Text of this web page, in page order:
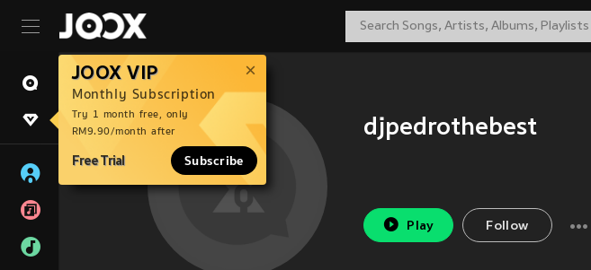
JOOX VIP
Monthly Subscription
Try 1 month free, only
RM9.90/month after
Free Trial Subscribe
djpedrothebest
Play Follow